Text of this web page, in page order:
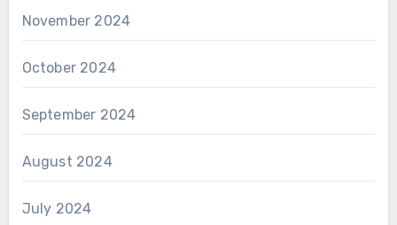
November 2024
October 2024
September 2024
August 2024
July 2024